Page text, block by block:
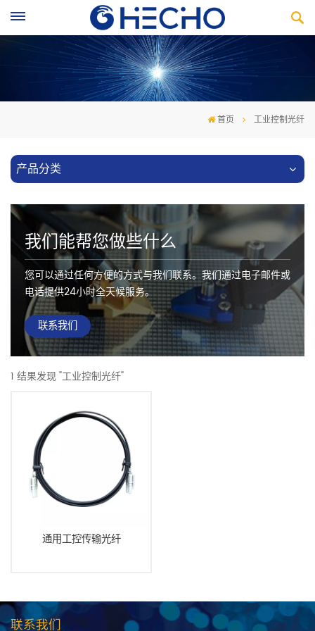
首页 工业控制光纤
产品分类
我们能帮您做些什么
您可以通过任何方便的方式与我们联系。我们通过电子邮件或
电话提供24小时全天候服务。
联系我们
1 结果发现 "工业控制光纤"
通用工控传输光纤
联系我们